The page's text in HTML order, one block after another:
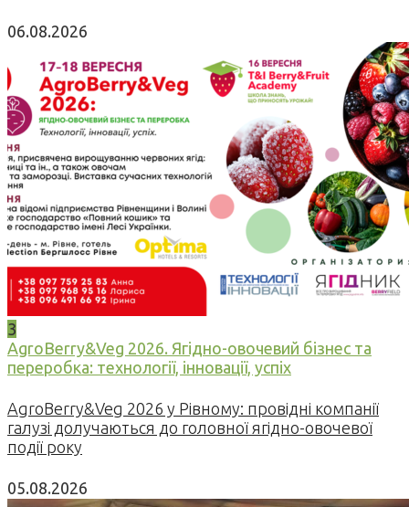
06.08.2026
3
AgroBerry&Veg 2026. Ягідно-овочевий бізнес та
переробка: технології, інновації, успіх
AgroBerry&Veg 2026 у Рівному: провідні компанії
галузі долучаються до головної ягідно-овочевої
події року
05.08.2026